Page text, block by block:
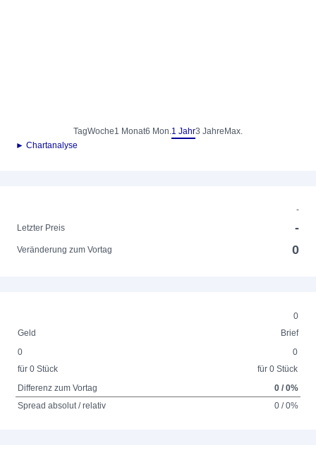
TagWoche1 Monat6 Mon.1 Jahr3 Jahre Max.
► Chartanalyse
-
Letzter Preis
-
Veränderung zum Vortag 0
0
Geld
Brief
0
für 0 Stück
0
für 0 Stück
Differenz zum Vortag
0 / 0%
Spread absolut / relativ
0 / 0%